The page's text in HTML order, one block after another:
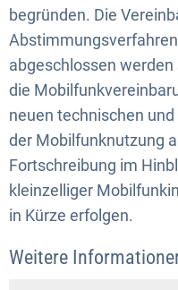
begründen. Die
abgeschlossen
die
neuen technischen
der Mobilfunknutzung
Fortschreibung im
kleinzelliger
in Kürze erfolgen.
Weitere